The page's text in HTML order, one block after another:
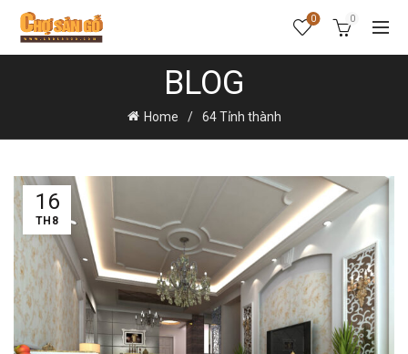
0 0
BLOG
Home 64 Tỉnh thành
16
TH8